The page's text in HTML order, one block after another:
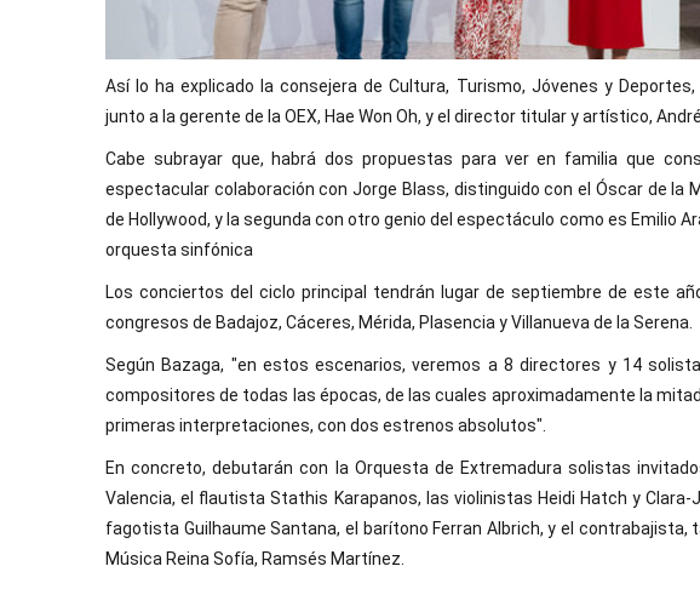
Así lo ha explicado la consejera de Cultura, Turismo, Jóvenes y
junto a la gerente de la OEX, Hae Won Oh, y el director titular y artístico,
Cabe subrayar que, habrá dos propuestas para ver en familia que
espectacular colaboración con Jorge Blass, distinguido con el Óscar de la
de Hollywood, y la segunda con otro genio del espectáculo como es Emilio
orquesta sinfónica
Los conciertos del ciclo principal tendrán lugar de septiembre de este
congresos de Badajoz, Cáceres, Mérida, Plasencia y Villanueva de la Serena.
Según Bazaga, "en estos escenarios, veremos a 8 directores y 14
compositores de todas las épocas, de las cuales aproximadamente la
primeras interpretaciones, con dos estrenos absolutos".
En concreto, debutarán con la Orquesta de Extremadura solistas
Valencia, el flautista Stathis Karapanos, las violinistas Heidi Hatch y Clara-
fagotista Guilhaume Santana, el barítono Ferran Albrich, y el contrabajista,
Música Reina Sofía, Ramsés Martínez.